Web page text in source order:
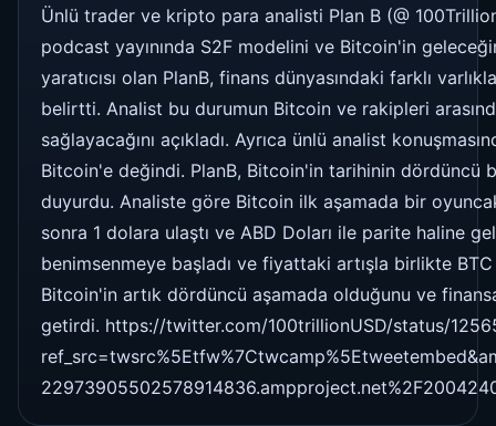
Ünlü trader ve kripto para analisti Plan B (@
podcast yayınında S2F modelini ve Bitcoin'in
yaratıcısı olan PlanB, finans dünyasındaki farklı
belirtti. Analist bu durumun Bitcoin ve rakipleri
sağlayacağını açıkladı. Ayrıca ünlü analist
Bitcoin'e değindi. PlanB, Bitcoin'in tarihinin dördüncü
duyurdu. Analiste göre Bitcoin ilk aşamada bir
sonra 1 dolara ulaştı ve ABD Doları ile parite haline
benimsenmeye başladı ve fiyattaki artışla birlikte
Bitcoin'in artık dördüncü aşamada olduğunu ve
getirdi. https://twitter.com/100trillionUSD/status/